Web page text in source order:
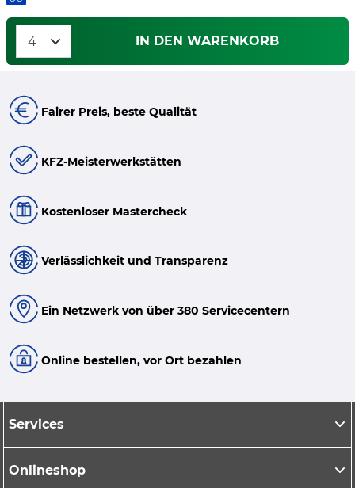
IN DEN WARENKORB
Fairer Preis, beste Qualität
KFZ-Meisterwerkstätten
Kostenloser Mastercheck
Verlässlichkeit und Transparenz
Ein Netzwerk von über 380 Servicecentern
Online bestellen, vor Ort bezahlen
Services
Onlineshop